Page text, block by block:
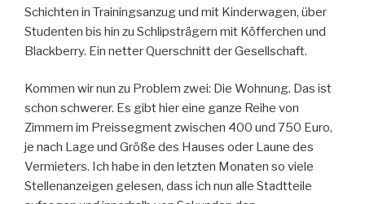
Schichten in Trainingsanzug und mit Kinderwagen, über
Studenten bis hin zu Schlipsträgern mit Köfferchen und
Blackberry. Ein netter Querschnitt der Gesellschaft.
Kommen wir nun zu Problem zwei: Die Wohnung. Das ist
schon schwerer. Es gibt hier eine ganze Reihe von
Zimmern im Preissegment zwischen 400 und 750 Euro,
je nach Lage und Größe des Hauses oder Laune des
Vermieters. Ich habe in den letzten Monaten so viele
Stellenanzeigen gelesen, dass ich nun alle Stadtteile